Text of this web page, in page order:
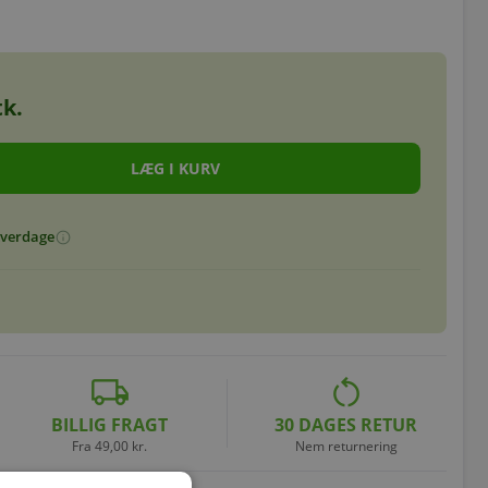
info
local_shipping
BILLIG FRAGT
Fra 49,00 kr.
restart_alt
30 DAGES RETUR
Nem returnering